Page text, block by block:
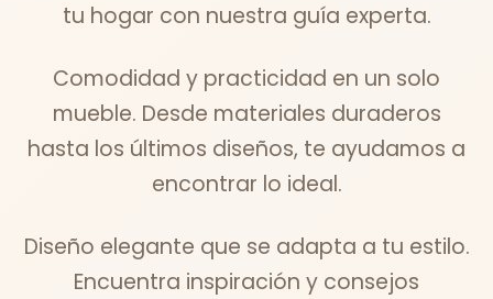
tu hogar con nuestra guía experta.
Comodidad y practicidad en un solo
mueble. Desde materiales duraderos
hasta los últimos diseños, te ayudamos a
encontrar lo ideal.
Diseño elegante que se adapta a tu estilo.
Encuentra inspiración y consejos